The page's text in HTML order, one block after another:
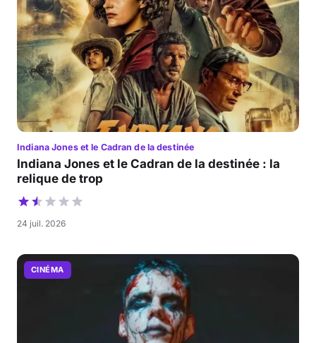
Indiana Jones et le Cadran de la destinée
Indiana Jones et le Cadran de la destinée : la
relique de trop
24 juil. 2026
CINÉMA